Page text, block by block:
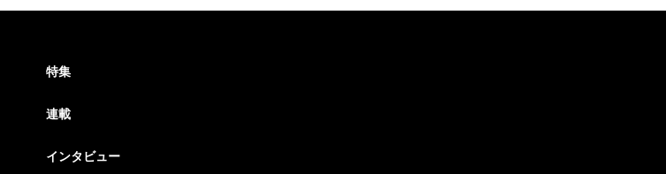
特集
連載
インタビュー